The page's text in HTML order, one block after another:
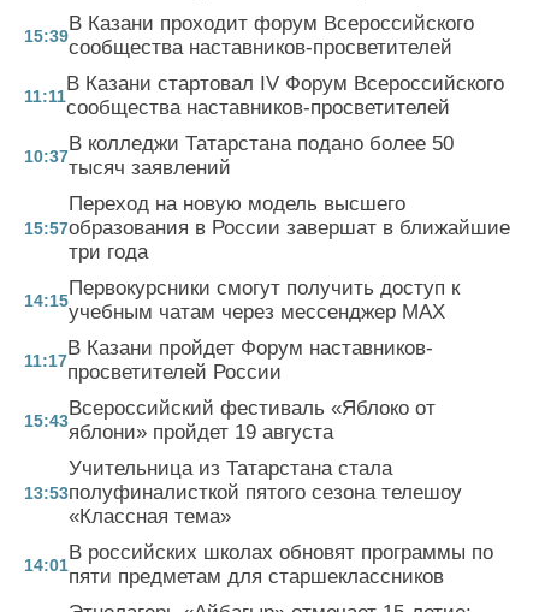
15:39
В Казани проходит форум Всероссийского
сообщества наставников-просветителей
11:11
В Казани стартовал IV Форум Всероссийского
сообщества наставников-просветителей
10:37
В колледжи Татарстана подано более 50
тысяч заявлений
15:57
Переход на новую модель высшего
образования в России завершат в ближайшие
три года
14:15
Первокурсники смогут получить доступ к
учебным чатам через мессенджер MAX
11:17
В Казани пройдет Форум наставников-
просветителей России
15:43
Всероссийский фестиваль «Яблоко от
яблони» пройдет 19 августа
13:53
Учительница из Татарстана стала
полуфиналисткой пятого сезона телешоу
«Классная тема»
14:01
В российских школах обновят программы по
пяти предметам для старшеклассников